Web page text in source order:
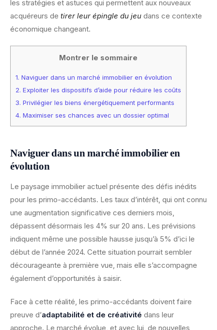
les stratégies et astuces qui permettent aux nouveaux
acquéreurs de tirer leur épingle du jeu dans ce contexte
économique changeant.
Montrer le sommaire
1. Naviguer dans un marché immobilier en évolution
2. Exploiter les dispositifs d’aide pour réduire les coûts
3. Privilégier les biens énergétiquement performants
4. Maximiser ses chances avec un dossier optimal
Naviguer dans un marché immobilier en
évolution
Le paysage immobilier actuel présente des défis inédits
pour les primo-accédants. Les taux d’intérêt, qui ont connu
une augmentation significative ces derniers mois,
dépassent désormais les 4% sur 20 ans. Les prévisions
indiquent même une possible hausse jusqu’à 5% d’ici le
début de l’année 2024. Cette situation pourrait sembler
décourageante à première vue, mais elle s’accompagne
également d’opportunités à saisir.
Face à cette réalité, les primo-accédants doivent faire
preuve d’adaptabilité et de créativité dans leur
approche. Le marché évolue, et avec lui, de nouvelles